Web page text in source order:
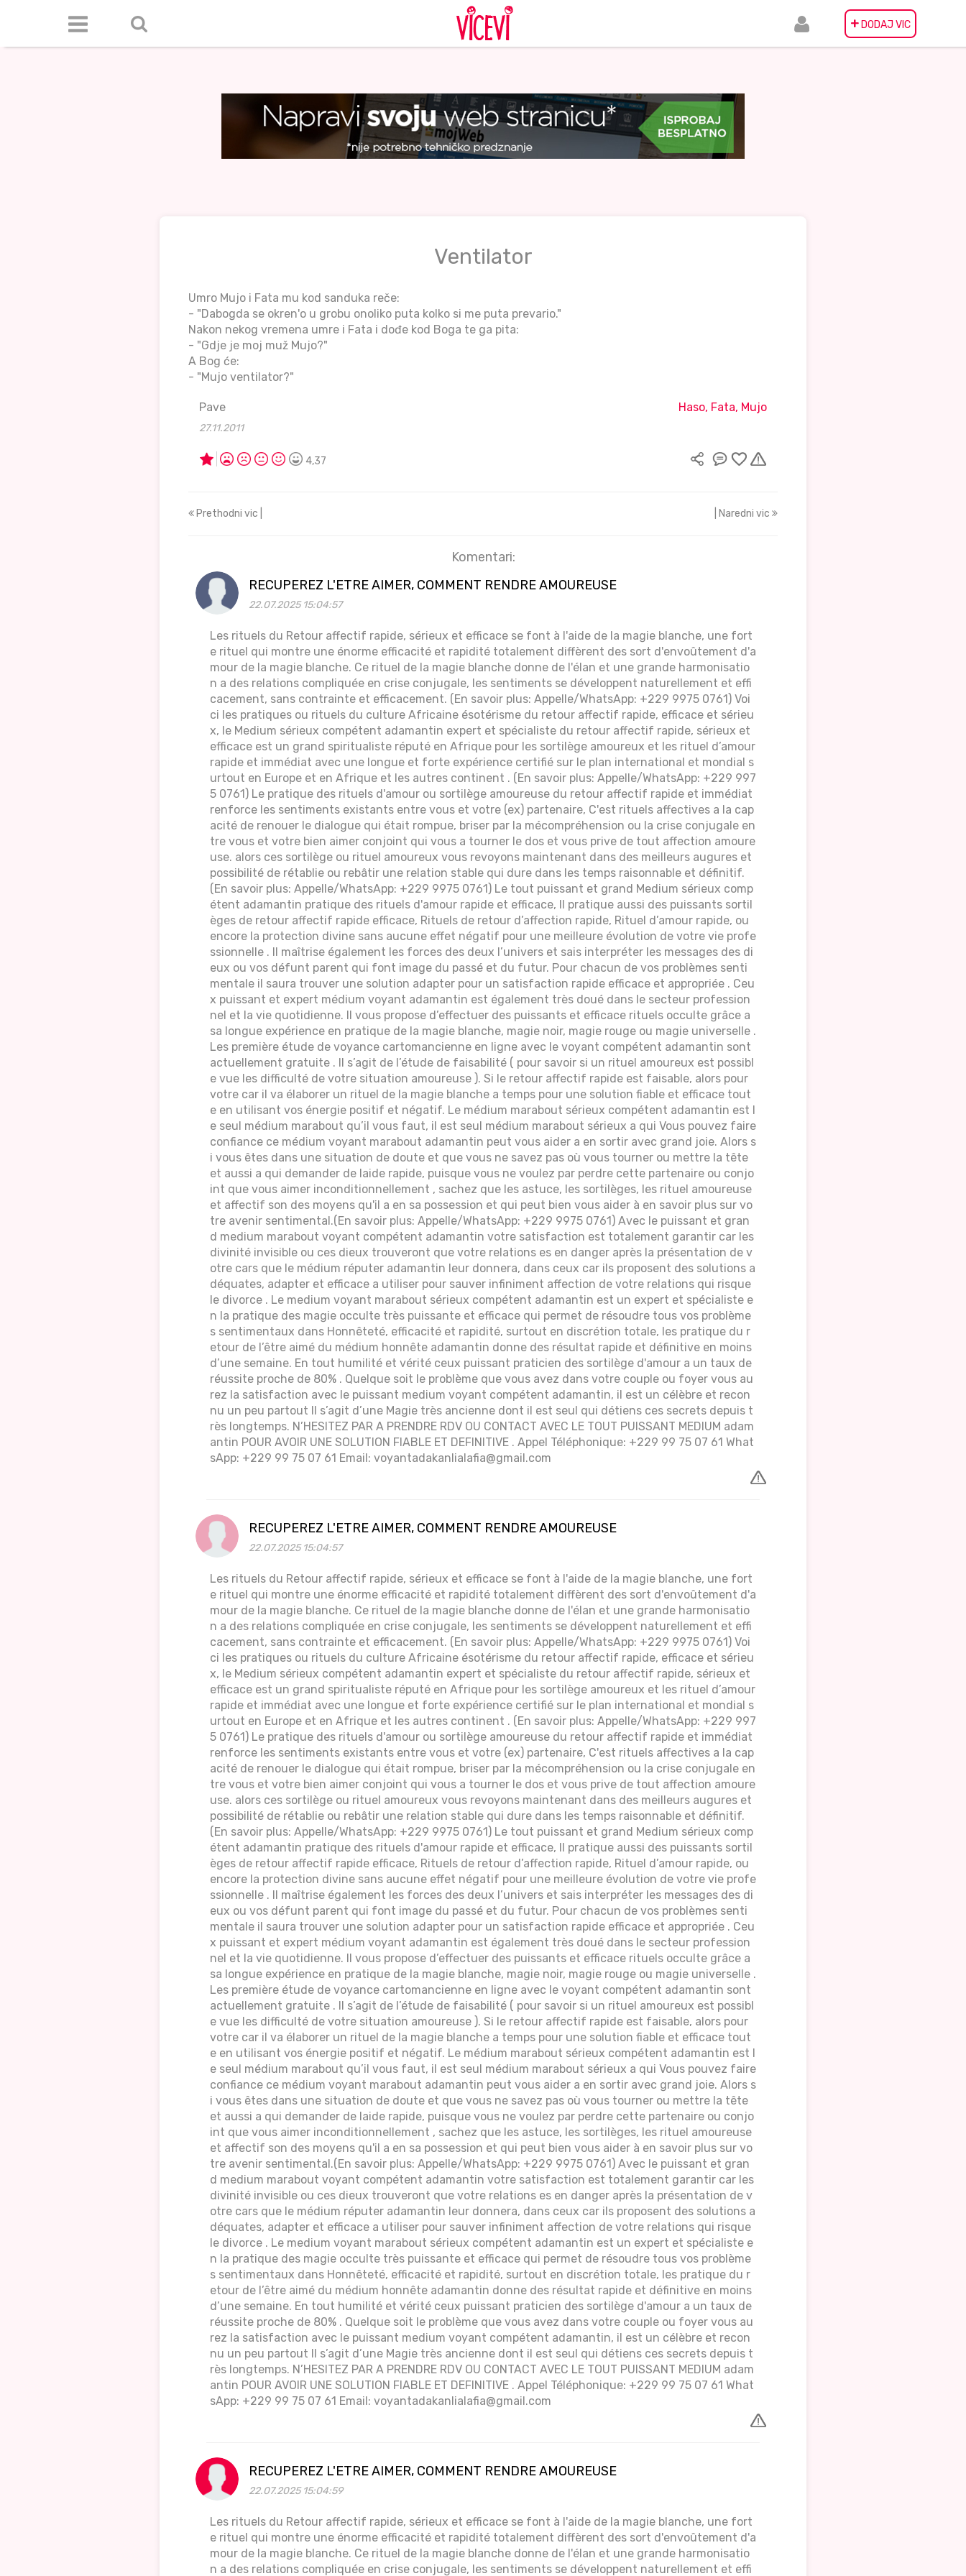
+ DODAJ VIC
Ventilator
Umro Mujo i Fata mu kod sanduka reče:
- "Dabogda se okren'o u grobu onoliko puta kolko si me puta prevario."
Nakon nekog vremena umre i Fata i dođe kod Boga te ga pita:
- "Gdje je moj muž Mujo?"
A Bog će:
- "Mujo ventilator?"
Pave
27.11.2011
Haso, Fata, Mujo
4,37
Prethodni vic | | Naredni vic
Komentari:
RECUPEREZ L'ETRE AIMER, COMMENT RENDRE AMOUREUSE
22.07.2025 15:04:57
Les rituels du Retour affectif rapide, sérieux et efficace se font à l'aide de la magie blanche, une fort
e rituel qui montre une énorme efficacité et rapidité totalement diffèrent des sort d'envoûtement d'a
mour de la magie blanche. Ce rituel de la magie blanche donne de l'élan et une grande harmonisatio
n a des relations compliquée en crise conjugale, les sentiments se développent naturellement et effi
cacement, sans contrainte et efficacement. (En savoir plus: Appelle/WhatsApp: +229 9975 0761) Voi
ci les pratiques ou rituels du culture Africaine ésotérisme du retour affectif rapide, efficace et sérieu
x, le Medium sérieux compétent adamantin expert et spécialiste du retour affectif rapide, sérieux et
efficace est un grand spiritualiste réputé en Afrique pour les sortilège amoureux et les rituel d’amour
rapide et immédiat avec une longue et forte expérience certifié sur le plan international et mondial s
urtout en Europe et en Afrique et les autres continent . (En savoir plus: Appelle/WhatsApp: +229 997
5 0761) Le pratique des rituels d'amour ou sortilège amoureuse du retour affectif rapide et immédiat
renforce les sentiments existants entre vous et votre (ex) partenaire, C'est rituels affectives a la cap
acité de renouer le dialogue qui était rompue, briser par la mécompréhension ou la crise conjugale en
tre vous et votre bien aimer conjoint qui vous a tourner le dos et vous prive de tout affection amoure
use. alors ces sortilège ou rituel amoureux vous revoyons maintenant dans des meilleurs augures et
possibilité de rétablie ou rebâtir une relation stable qui dure dans les temps raisonnable et définitif.
(En savoir plus: Appelle/WhatsApp: +229 9975 0761) Le tout puissant et grand Medium sérieux comp
étent adamantin pratique des rituels d'amour rapide et efficace, Il pratique aussi des puissants sortil
èges de retour affectif rapide efficace, Rituels de retour d’affection rapide, Rituel d’amour rapide, ou
encore la protection divine sans aucune effet négatif pour une meilleure évolution de votre vie profe
ssionnelle . Il maîtrise également les forces des deux l’univers et sais interpréter les messages des di
eux ou vos défunt parent qui font image du passé et du futur. Pour chacun de vos problèmes senti
mentale il saura trouver une solution adapter pour un satisfaction rapide efficace et appropriée . Ceu
x puissant et expert médium voyant adamantin est également très doué dans le secteur profession
nel et la vie quotidienne. Il vous propose d’effectuer des puissants et efficace rituels occulte grâce a
sa longue expérience en pratique de la magie blanche, magie noir, magie rouge ou magie universelle .
Les première étude de voyance cartomancienne en ligne avec le voyant compétent adamantin sont
actuellement gratuite . Il s’agit de l’étude de faisabilité ( pour savoir si un rituel amoureux est possibl
e vue les difficulté de votre situation amoureuse ). Si le retour affectif rapide est faisable, alors pour
votre car il va élaborer un rituel de la magie blanche a temps pour une solution fiable et efficace tout
e en utilisant vos énergie positif et négatif. Le médium marabout sérieux compétent adamantin est l
e seul médium marabout qu’il vous faut, il est seul médium marabout sérieux a qui Vous pouvez faire
confiance ce médium voyant marabout adamantin peut vous aider a en sortir avec grand joie. Alors s
i vous êtes dans une situation de doute et que vous ne savez pas où vous tourner ou mettre la tête
et aussi a qui demander de laide rapide, puisque vous ne voulez par perdre cette partenaire ou conjo
int que vous aimer inconditionnellement , sachez que les astuce, les sortilèges, les rituel amoureuse
et affectif son des moyens qu'il a en sa possession et qui peut bien vous aider à en savoir plus sur vo
tre avenir sentimental.(En savoir plus: Appelle/WhatsApp: +229 9975 0761) Avec le puissant et gran
d medium marabout voyant compétent adamantin votre satisfaction est totalement garantir car les
divinité invisible ou ces dieux trouveront que votre relations es en danger après la présentation de v
otre cars que le médium réputer adamantin leur donnera, dans ceux car ils proposent des solutions a
déquates, adapter et efficace a utiliser pour sauver infiniment affection de votre relations qui risque
le divorce . Le medium voyant marabout sérieux compétent adamantin est un expert et spécialiste e
n la pratique des magie occulte très puissante et efficace qui permet de résoudre tous vos problème
s sentimentaux dans Honnêteté, efficacité et rapidité, surtout en discrétion totale, les pratique du r
etour de l’être aimé du médium honnête adamantin donne des résultat rapide et définitive en moins
d’une semaine. En tout humilité et vérité ceux puissant praticien des sortilège d'amour a un taux de
réussite proche de 80% . Quelque soit le problème que vous avez dans votre couple ou foyer vous au
rez la satisfaction avec le puissant medium voyant compétent adamantin, il est un célèbre et recon
nu un peu partout Il s’agit d’une Magie très ancienne dont il est seul qui détiens ces secrets depuis t
rès longtemps. N’HESITEZ PAR A PRENDRE RDV OU CONTACT AVEC LE TOUT PUISSANT MEDIUM adam
antin POUR AVOIR UNE SOLUTION FIABLE ET DEFINITIVE . Appel Téléphonique: +229 99 75 07 61 What
sApp: +229 99 75 07 61 Email: voyantadakanlialafia@gmail.com
RECUPEREZ L'ETRE AIMER, COMMENT RENDRE AMOUREUSE
22.07.2025 15:04:57
Les rituels du Retour affectif rapide, sérieux et efficace se font à l'aide de la magie blanche, une fort
e rituel qui montre une énorme efficacité et rapidité totalement diffèrent des sort d'envoûtement d'a
mour de la magie blanche. Ce rituel de la magie blanche donne de l'élan et une grande harmonisatio
n a des relations compliquée en crise conjugale, les sentiments se développent naturellement et effi
cacement, sans contrainte et efficacement. (En savoir plus: Appelle/WhatsApp: +229 9975 0761) Voi
ci les pratiques ou rituels du culture Africaine ésotérisme du retour affectif rapide, efficace et sérieu
x, le Medium sérieux compétent adamantin expert et spécialiste du retour affectif rapide, sérieux et
efficace est un grand spiritualiste réputé en Afrique pour les sortilège amoureux et les rituel d’amour
rapide et immédiat avec une longue et forte expérience certifié sur le plan international et mondial s
urtout en Europe et en Afrique et les autres continent . (En savoir plus: Appelle/WhatsApp: +229 997
5 0761) Le pratique des rituels d'amour ou sortilège amoureuse du retour affectif rapide et immédiat
renforce les sentiments existants entre vous et votre (ex) partenaire, C'est rituels affectives a la cap
acité de renouer le dialogue qui était rompue, briser par la mécompréhension ou la crise conjugale en
tre vous et votre bien aimer conjoint qui vous a tourner le dos et vous prive de tout affection amoure
use. alors ces sortilège ou rituel amoureux vous revoyons maintenant dans des meilleurs augures et
possibilité de rétablie ou rebâtir une relation stable qui dure dans les temps raisonnable et définitif.
(En savoir plus: Appelle/WhatsApp: +229 9975 0761) Le tout puissant et grand Medium sérieux comp
étent adamantin pratique des rituels d'amour rapide et efficace, Il pratique aussi des puissants sortil
èges de retour affectif rapide efficace, Rituels de retour d’affection rapide, Rituel d’amour rapide, ou
encore la protection divine sans aucune effet négatif pour une meilleure évolution de votre vie profe
ssionnelle . Il maîtrise également les forces des deux l’univers et sais interpréter les messages des di
eux ou vos défunt parent qui font image du passé et du futur. Pour chacun de vos problèmes senti
mentale il saura trouver une solution adapter pour un satisfaction rapide efficace et appropriée . Ceu
x puissant et expert médium voyant adamantin est également très doué dans le secteur profession
nel et la vie quotidienne. Il vous propose d’effectuer des puissants et efficace rituels occulte grâce a
sa longue expérience en pratique de la magie blanche, magie noir, magie rouge ou magie universelle .
Les première étude de voyance cartomancienne en ligne avec le voyant compétent adamantin sont
actuellement gratuite . Il s’agit de l’étude de faisabilité ( pour savoir si un rituel amoureux est possibl
e vue les difficulté de votre situation amoureuse ). Si le retour affectif rapide est faisable, alors pour
votre car il va élaborer un rituel de la magie blanche a temps pour une solution fiable et efficace tout
e en utilisant vos énergie positif et négatif. Le médium marabout sérieux compétent adamantin est l
e seul médium marabout qu’il vous faut, il est seul médium marabout sérieux a qui Vous pouvez faire
confiance ce médium voyant marabout adamantin peut vous aider a en sortir avec grand joie. Alors s
i vous êtes dans une situation de doute et que vous ne savez pas où vous tourner ou mettre la tête
et aussi a qui demander de laide rapide, puisque vous ne voulez par perdre cette partenaire ou conjo
int que vous aimer inconditionnellement , sachez que les astuce, les sortilèges, les rituel amoureuse
et affectif son des moyens qu'il a en sa possession et qui peut bien vous aider à en savoir plus sur vo
tre avenir sentimental.(En savoir plus: Appelle/WhatsApp: +229 9975 0761) Avec le puissant et gran
d medium marabout voyant compétent adamantin votre satisfaction est totalement garantir car les
divinité invisible ou ces dieux trouveront que votre relations es en danger après la présentation de v
otre cars que le médium réputer adamantin leur donnera, dans ceux car ils proposent des solutions a
déquates, adapter et efficace a utiliser pour sauver infiniment affection de votre relations qui risque
le divorce . Le medium voyant marabout sérieux compétent adamantin est un expert et spécialiste e
n la pratique des magie occulte très puissante et efficace qui permet de résoudre tous vos problème
s sentimentaux dans Honnêteté, efficacité et rapidité, surtout en discrétion totale, les pratique du r
etour de l’être aimé du médium honnête adamantin donne des résultat rapide et définitive en moins
d’une semaine. En tout humilité et vérité ceux puissant praticien des sortilège d'amour a un taux de
réussite proche de 80% . Quelque soit le problème que vous avez dans votre couple ou foyer vous au
rez la satisfaction avec le puissant medium voyant compétent adamantin, il est un célèbre et recon
nu un peu partout Il s’agit d’une Magie très ancienne dont il est seul qui détiens ces secrets depuis t
rès longtemps. N’HESITEZ PAR A PRENDRE RDV OU CONTACT AVEC LE TOUT PUISSANT MEDIUM adam
antin POUR AVOIR UNE SOLUTION FIABLE ET DEFINITIVE . Appel Téléphonique: +229 99 75 07 61 What
sApp: +229 99 75 07 61 Email: voyantadakanlialafia@gmail.com
RECUPEREZ L'ETRE AIMER, COMMENT RENDRE AMOUREUSE
22.07.2025 15:04:59
Les rituels du Retour affectif rapide, sérieux et efficace se font à l'aide de la magie blanche, une fort
e rituel qui montre une énorme efficacité et rapidité totalement diffèrent des sort d'envoûtement d'a
mour de la magie blanche. Ce rituel de la magie blanche donne de l'élan et une grande harmonisatio
n a des relations compliquée en crise conjugale, les sentiments se développent naturellement et effi